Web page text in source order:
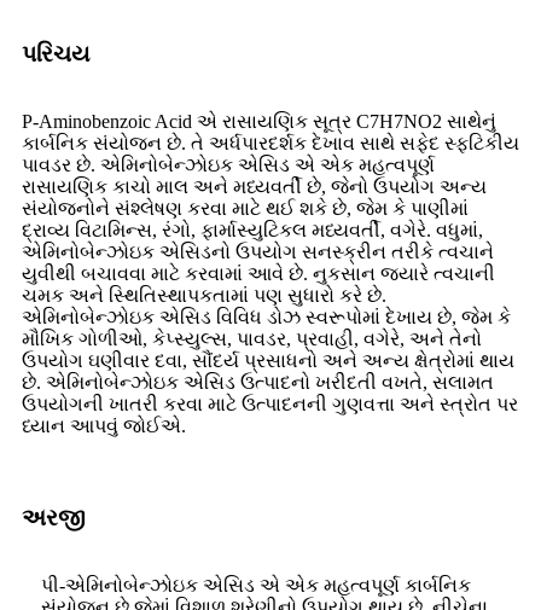
પરિચય
P-Aminobenzoic Acid એ રાસાયણિક સૂત્ર C7H7NO2 સાથેનું
કાર્બનિક સંયોજન છે. તે અર્ધપારદર્શક દેખાવ સાથે સફેદ સ્ફટિકીય
પાવડર છે. એમિનોબેન્ઝોઇક એસિડ એ એક મહત્વપૂર્ણ
રાસાયણિક કાચો માલ અને મધ્યવર્તી છે, જેનો ઉપયોગ અન્ય
સંયોજનોને સંશ્લેષણ કરવા માટે થઈ શકે છે, જેમ કે પાણીમાં
દ્રાવ્ય વિટામિન્સ, રંગો, ફાર્માસ્યુટિકલ મધ્યવર્તી, વગેરે. વધુમાં,
એમિનોબેન્ઝોઇક એસિડનો ઉપયોગ સનસ્ક્રીન તરીકે ત્વચાને
યુવીથી બચાવવા માટે કરવામાં આવે છે. નુકસાન જ્યારે ત્વચાની
ચમક અને સ્થિતિસ્થાપકતામાં પણ સુધારો કરે છે.
એમિનોબેન્ઝોઇક એસિડ વિવિધ ડોઝ સ્વરૂપોમાં દેખાય છે, જેમ કે
મૌખિક ગોળીઓ, કેપ્સ્યુલ્સ, પાવડર, પ્રવાહી, વગેરે, અને તેનો
ઉપયોગ ઘણીવાર દવા, સૌંદર્ય પ્રસાધનો અને અન્ય ક્ષેત્રોમાં થાય
છે. એમિનોબેન્ઝોઇક એસિડ ઉત્પાદનો ખરીદતી વખતે, સલામત
ઉપયોગની ખાતરી કરવા માટે ઉત્પાદનની ગુણવત્તા અને સ્ત્રોત પર
ધ્યાન આપવું જોઈએ.
અરજી
પી-એમિનોબેન્ઝોઇક એસિડ એ એક મહત્વપૂર્ણ કાર્બનિક